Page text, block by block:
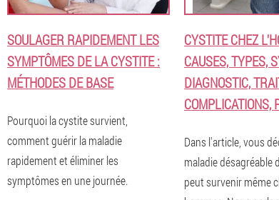
SOULAGER RAPIDEMENT LES
SYMPTÔMES DE LA CYSTITE :
MÉTHODES DE BASE
Pourquoi la cystite survient,
comment guérir la maladie
rapidement et éliminer les
symptômes en une journée.
CYSTITE CHEZ
CAUSES, TYPES,
DIAGNOSTIC,
COMPLICATIONS,
Dans l'article, vous
maladie désagréable
peut survenir même